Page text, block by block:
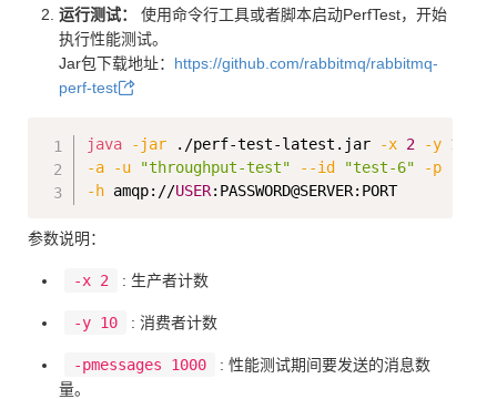
运行测试：
使用命令行工具或者脚本启动PerfTest，开始
执行性能测试。
Jar包下载地址： https://github.com/rabbitmq/rabbitmq-
perf-test
java -jar ./perf-test-latest.jar -x 2 -y 10
-a
-u "throughput-test" --id "test-6" -p
-h amqp://USER :PASSWORD@SERVER:PORT
参数说明：
-x 2 : 生产者计数
-y 10 : 消费者计数
-pmessages 1000
: 性能测试期间要发送的消息数
量。